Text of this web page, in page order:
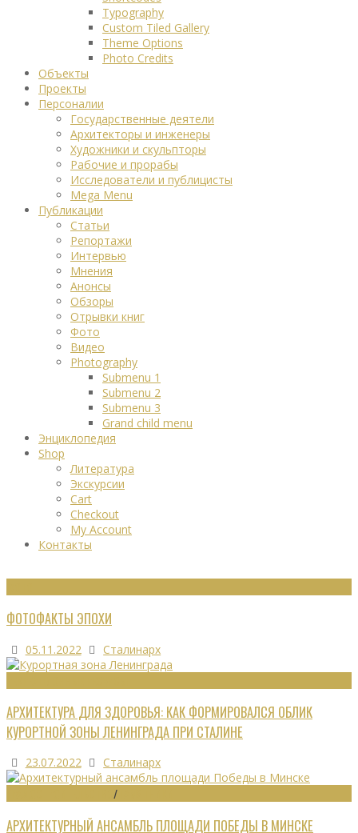
Typography
Custom Tiled Gallery
Theme Options
Photo Credits
Объекты
Проекты
Персоналии
Государственные деятели
Архитекторы и инженеры
Художники и скульпторы
Рабочие и прорабы
Исследователи и публицисты
Mega Menu
Публикации
Статьи
Репортажи
Интервью
Мнения
Анонсы
Обзоры
Отрывки книг
Фото
Видео
Photography
Submenu 1
Submenu 2
Submenu 3
Grand child menu
Энциклопедия
Shop
Литература
Экскурсии
Cart
Checkout
My Account
Контакты
ФОТОФАКТЫ ЭПОХИ
05.11.2022 Сталинарх
АРХИТЕКТУРА ДЛЯ ЗДОРОВЬЯ: КАК ФОРМИРОВАЛСЯ ОБЛИК
КУРОРТНОЙ ЗОНЫ ЛЕНИНГРАДА ПРИ СТАЛИНЕ
23.07.2022 Сталинарх
/
АРХИТЕКТУРНЫЙ АНСАМБЛЬ ПЛОЩАДИ ПОБЕДЫ В МИНСКЕ